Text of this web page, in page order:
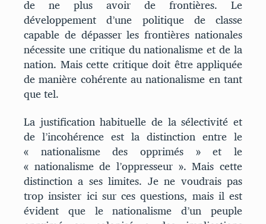
de ne plus avoir de frontières. Le
développement d’une politique de classe
capable de dépasser les frontières nationales
nécessite une critique du nationalisme et de la
nation. Mais cette critique doit être appliquée
de manière cohérente au nationalisme en tant
que tel.
La justification habituelle de la sélectivité et
de l’incohérence est la distinction entre le
« nationalisme des opprimés » et le
« nationalisme de l’oppresseur ». Mais cette
distinction a ses limites. Je ne voudrais pas
trop insister ici sur ces questions, mais il est
évident que le nationalisme d’un peuple